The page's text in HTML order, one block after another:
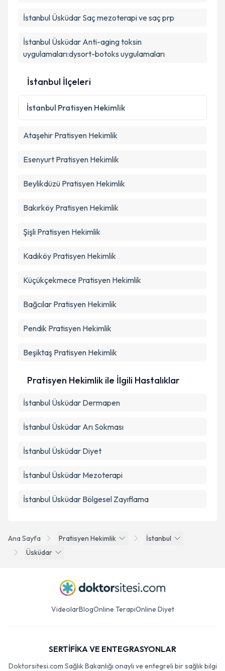
Ana Sayfa Pratisyen Hekimlik
İstanbul
Üsküdar
İstanbul Üsküdar Saç mezoterapi ve saç prp
İstanbul Üsküdar Anti-aging toksin
uygulamaları:dysort-botoks uygulamaları
İstanbul İlçeleri
İstanbul Pratisyen Hekimlik
Ataşehir Pratisyen Hekimlik
Esenyurt Pratisyen Hekimlik
Beylikdüzü Pratisyen Hekimlik
Bakırköy Pratisyen Hekimlik
Şişli Pratisyen Hekimlik
Kadıköy Pratisyen Hekimlik
Küçükçekmece Pratisyen Hekimlik
Bağcılar Pratisyen Hekimlik
Pendik Pratisyen Hekimlik
Beşiktaş Pratisyen Hekimlik
Pratisyen Hekimlik ile İlgili Hastalıklar
İstanbul Üsküdar Dermapen
İstanbul Üsküdar Arı Sokması
İstanbul Üsküdar Diyet
İstanbul Üsküdar Mezoterapi
İstanbul Üsküdar Bölgesel Zayıflama
VideolarBlogOnline TerapiOnline Diyet
SERTİFİKA VE ENTEGRASYONLAR
Doktorsitesi.com Sağlık Bakanlığı onaylı ve entegreli bir sağlık bilgi